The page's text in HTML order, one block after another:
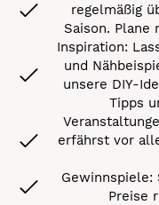
regelmäßig
Saison. Plane
Inspiration:
und
unsere DIY-
Tipps
erfährst vor
Gewinnspiele:
Preise